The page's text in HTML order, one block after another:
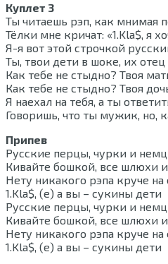
Куплет 3
Ты читаешь рэп, как мнимая
Тёлки мне кричат: «1.Kla$, я
Я-я вот этой строчкой
Ты, твои дети в шоке, их отец
Как тебе не стыдно? Твоя
Как тебе не стыдно? Твоя
Я наехал на тебя, а ты
Говоришь, что ты мужик, но,
Припев
Русские перцы, чурки и
Кивайте бошкой, все шлюхи
Нету никакого рэпа круче на
1.Kla$, (е) а вы – сукины дети
Русские перцы, чурки и
Кивайте бошкой, все шлюхи
Нету никакого рэпа круче на
1.Kla$, (е) а вы – сукины дети